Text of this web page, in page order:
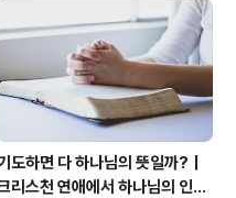
도하면 다 하나님의 뜻일까?｜
리스천 연애에서 하나님의 인도